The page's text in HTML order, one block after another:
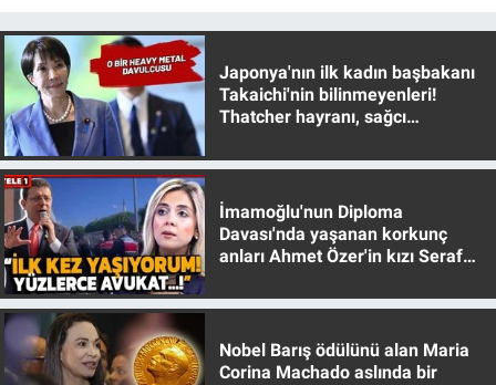
Japonya'nın ilk kadın başbakanı
Takaichi'nin bilinmeyenleri!
Thatcher hayranı, sağcı
İmamoğlu'nun Diploma
Davası'nda yaşanan korkunç
anları Ahmet Özer'in kızı Seraf
Nobel Barış ödülünü alan Maria
Corina Machado aslında bir